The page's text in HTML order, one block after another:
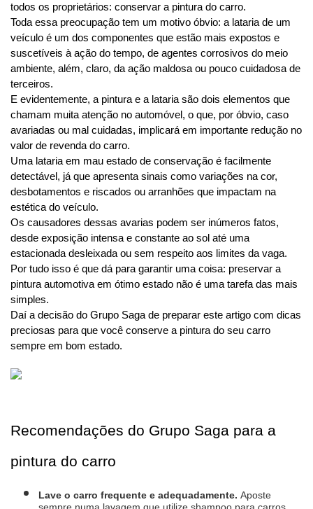
todos os proprietários: conservar a pintura do carro.
Toda essa preocupação tem um motivo óbvio: a lataria de um
veículo é um dos componentes que estão mais expostos e
suscetíveis à ação do tempo, de agentes corrosivos do meio
ambiente, além, claro, da ação maldosa ou pouco cuidadosa de
terceiros.
E evidentemente, a pintura e a lataria são dois elementos que
chamam muita atenção no automóvel, o que, por óbvio, caso
avariadas ou mal cuidadas, implicará em importante redução no
valor de revenda do carro.
Uma lataria em mau estado de conservação é facilmente
detectável, já que apresenta sinais como variações na cor,
desbotamentos e riscados ou arranhões que impactam na
estética do veículo.
Os causadores dessas avarias podem ser inúmeros fatos,
desde exposição intensa e constante ao sol até uma
estacionada desleixada ou sem respeito aos limites da vaga.
Por tudo isso é que dá para garantir uma coisa: preservar a
pintura automotiva em ótimo estado não é uma tarefa das mais
simples.
Daí a decisão do Grupo Saga de preparar este artigo com dicas
preciosas para que você conserve a pintura do seu carro
sempre em bom estado.
Recomendações do Grupo Saga para a
pintura do carro
Lave o carro frequente e adequadamente. Aposte
sempre numa lavagem que utilize shampoo para carros